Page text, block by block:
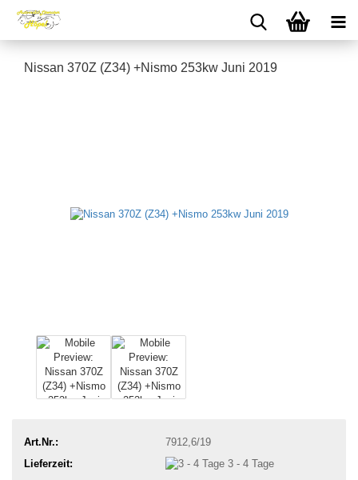
Nissan 370Z (Z34) +Nismo 253kw Juni 2019
Art.Nr.:
7912,6/19
Lieferzeit:
3 - 4 Tage